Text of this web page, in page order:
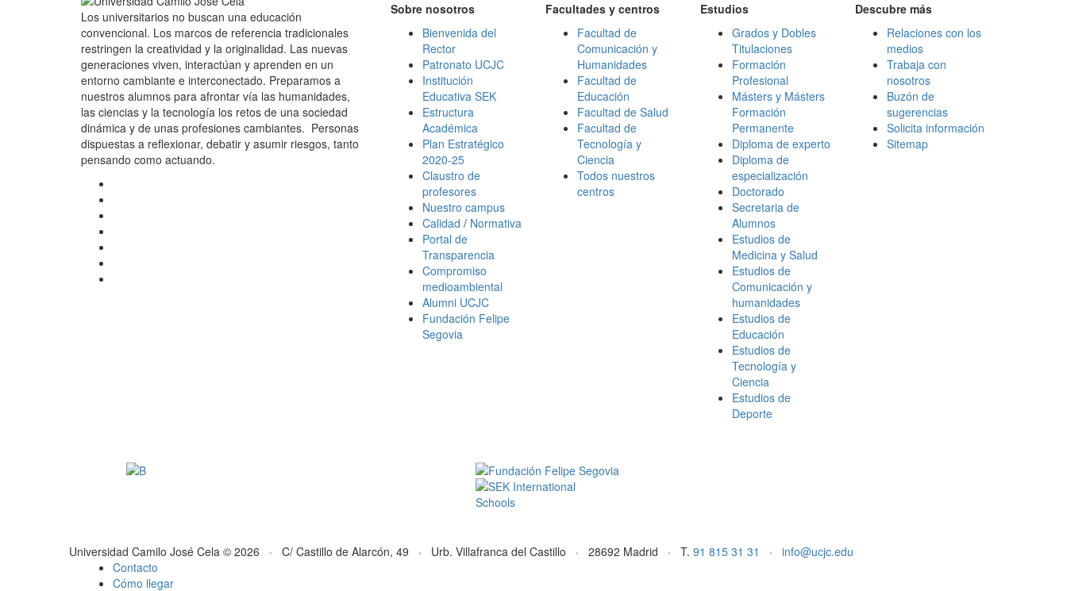
Los universitarios no buscan una educación
convencional. Los marcos de referencia tradicionales
restringen la creatividad y la originalidad. Las nuevas
generaciones viven, interactúan y aprenden en un
entorno cambiante e interconectado. Preparamos a
nuestros alumnos para afrontar vía las humanidades,
las ciencias y la tecnología los retos de una sociedad
dinámica y de unas profesiones cambiantes. Personas
dispuestas a reflexionar, debatir y asumir riesgos, tanto
pensando como actuando.
Sobre nosotros
Bienvenida del
Rector
Patronato UCJC
Institución
Educativa SEK
Estructura
Académica
Plan Estratégico
2020-25
Claustro de
profesores
Nuestro campus
Calidad / Normativa
Portal de
Transparencia
Compromiso
medioambiental
Alumni UCJC
Fundación Felipe
Segovia
Facultades y centros
Facultad de
Comunicación y
Humanidades
Facultad de
Educación
Facultad de Salud
Facultad de
Tecnología y
Ciencia
Todos nuestros
centros
Estudios
Grados y Dobles
Titulaciones
Formación
Profesional
Másters y Másters
Formación
Permanente
Diploma de experto
Diploma de
especialización
Doctorado
Secretaria de
Alumnos
Estudios de
Medicina y Salud
Estudios de
Comunicación y
humanidades
Estudios de
Educación
Estudios de
Tecnología y
Ciencia
Estudios de
Deporte
Descubre más
Relaciones con los
medios
Trabaja con
nosotros
Buzón de
sugerencias
Solicita información
Sitemap
Universidad Camilo José Cela © 2026 · C/ Castillo de Alarcón, 49 · Urb. Villafranca del Castillo · 28692 Madrid · T. 91 815 31 31 · info@ucjc.edu
Contacto
Cómo llegar